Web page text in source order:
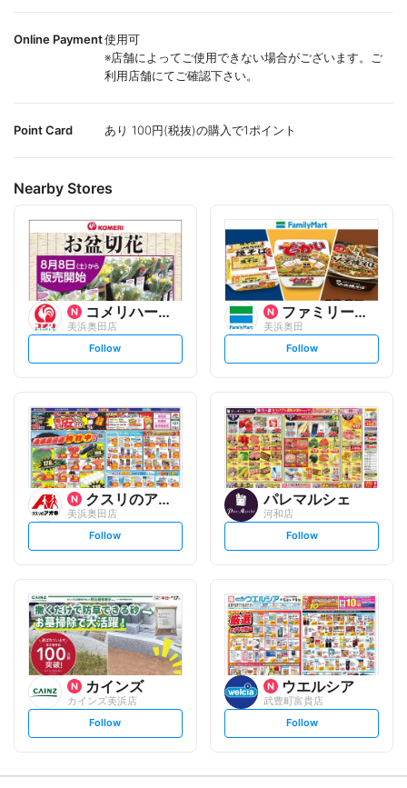
Online Payment使用可
※店舗によってご使用できない場合がございます。ご
利用店舗にてご確認下さい。
Point Card あり 100円(税抜)の購入で1ポイント
Nearby Stores
コメリハード&グリーン
美浜奥田店
s
t
l
o
w
Follow
ファミリーマート
美浜奥田
s
t
l
o
w
Follow
クスリのアオキ
美浜奥田店
s
t
l
o
w
Follow
パレマルシェ
河和店
s
t
l
o
w
Follow
カインズ
カインズ美浜店
s
t
Follow
ウエルシア
武豊町富貴店
s
t
Follow